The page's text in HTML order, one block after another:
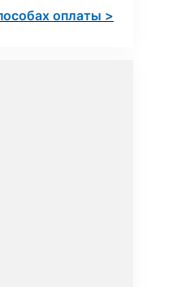
оплаты >